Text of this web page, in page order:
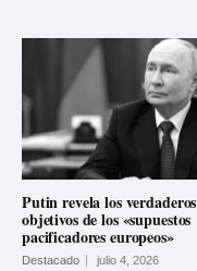
Putin revela los verdaderos
objetivos de los «supuestos
pacificadores europeos»
Destacado julio 4, 2026